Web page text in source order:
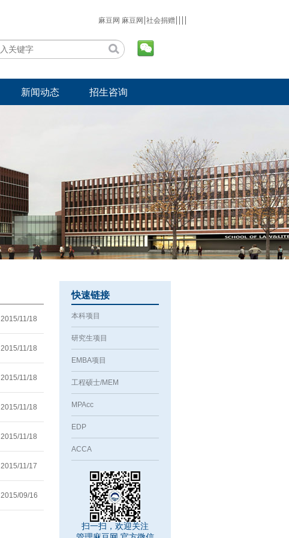
麻豆网 麻豆网 社会捐赠
新闻动态 招生咨询
2015/11/18
9:31:45
2015/11/18
9:29:38
2015/11/18
9:27:21
2015/11/18
9:24:21
2015/11/18
9:23:43
2015/11/17
11:11:55
2015/09/16
快速链接
本科项目
研究生项目
EMBA项目
工程硕士/MEM
MPAcc
EDP
ACCA
扫一扫，欢迎关注